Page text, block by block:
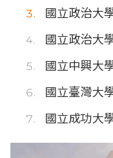
國立政治大
國立政治大
國立中興大
國立臺灣大
國立成功大